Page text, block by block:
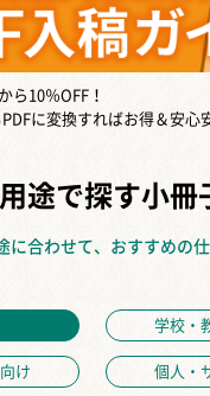
ら10％OFF！
に変換すればお得＆安心
用途で探す小冊
に合わせて、おすすめの
学校・
け 個人・